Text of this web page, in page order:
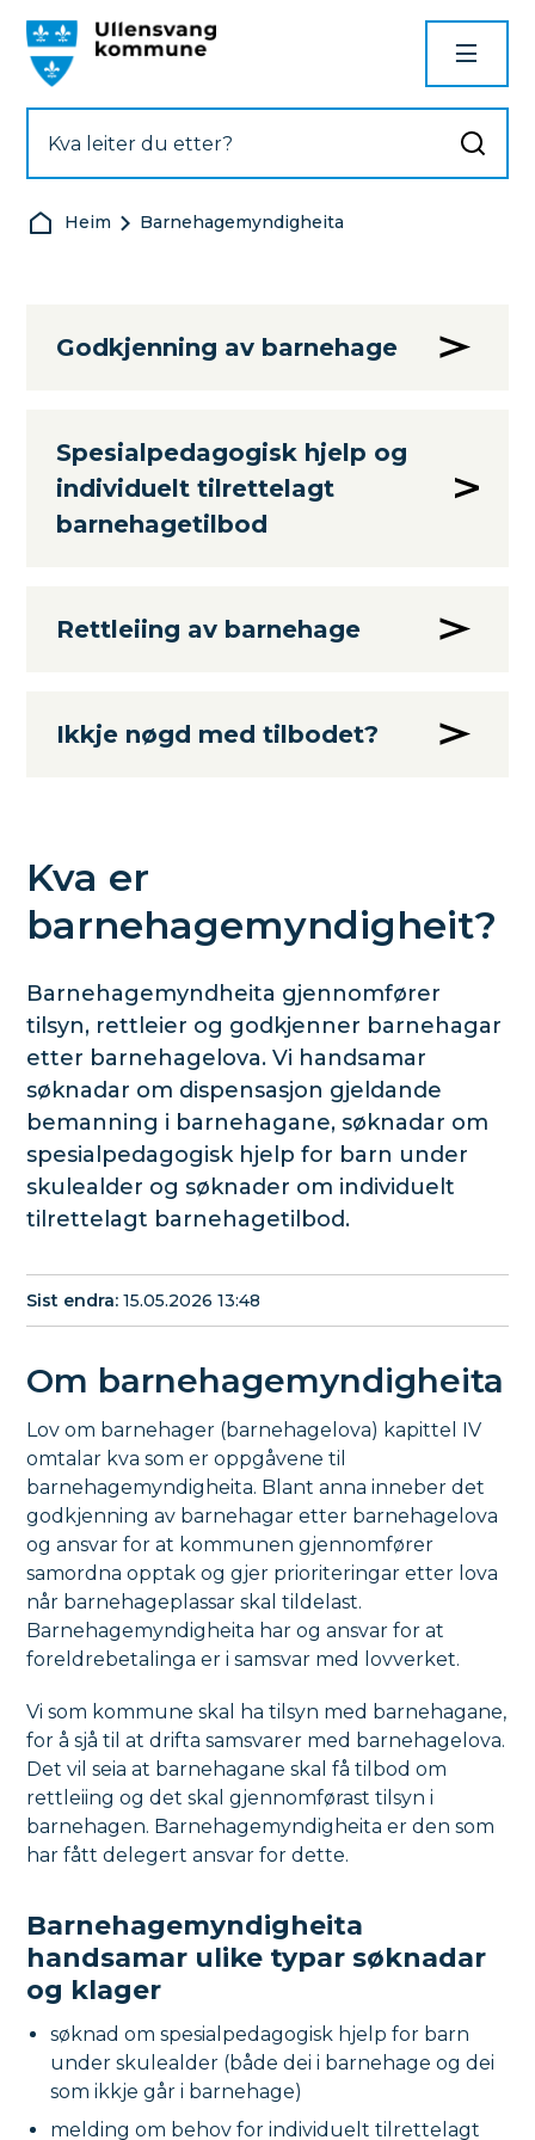
Du er her:
Heim Barnehagemyndigheita
Godkjenning av barnehage
Spesialpedagogisk hjelp og
individuelt tilrettelagt
barnehagetilbod
Rettleiing av barnehage
Ikkje nøgd med tilbodet?
Kva er
barnehagemyndigheit?
Barnehagemyndheita gjennomfører
tilsyn, rettleier og godkjenner barnehagar
etter barnehagelova. Vi handsamar
søknadar om dispensasjon gjeldande
bemanning i barnehagane, søknadar om
spesialpedagogisk hjelp for barn under
skulealder og søknader om individuelt
tilrettelagt barnehagetilbod.
Sist endra 15.05.2026 13:48
Om barnehagemyndigheita
Lov om barnehager (barnehagelova) kapittel IV
omtalar kva som er oppgåvene til
barnehagemyndigheita. Blant anna inneber det
godkjenning av barnehagar etter barnehagelova
og ansvar for at kommunen gjennomfører
samordna opptak og gjer prioriteringar etter lova
når barnehageplassar skal tildelast.
Barnehagemyndigheita har og ansvar for at
foreldrebetalinga er i samsvar med lovverket.
Vi som kommune skal ha tilsyn med barnehagane,
for å sjå til at drifta samsvarer med barnehagelova.
Det vil seia at barnehagane skal få tilbod om
rettleiing og det skal gjennomførast tilsyn i
barnehagen. Barnehagemyndigheita er den som
har fått delegert ansvar for dette.
Barnehagemyndigheita
handsamar ulike typar søknadar
og klager
søknad om spesialpedagogisk hjelp for barn
under skulealder (både dei i barnehage og dei
som ikkje går i barnehage)
melding om behov for individuelt tilrettelagt